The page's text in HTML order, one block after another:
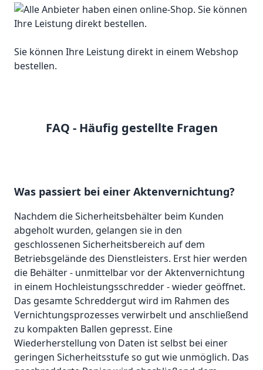
Sie können Ihre Leistung direkt in einem Webshop
bestellen.
FAQ - Häufig gestellte Fragen
Was passiert bei einer Aktenvernichtung?
Nachdem die Sicherheitsbehälter beim Kunden
abgeholt wurden, gelangen sie in den
geschlossenen Sicherheitsbereich auf dem
Betriebsgelände des Dienstleisters. Erst hier werden
die Behälter - unmittelbar vor der Aktenvernichtung
in einem Hochleistungsschredder - wieder geöffnet.
Das gesamte Schreddergut wird im Rahmen des
Vernichtungsprozesses verwirbelt und anschließend
zu kompakten Ballen gepresst. Eine
Wiederherstellung von Daten ist selbst bei einer
geringen Sicherheitsstufe so gut wie unmöglich. Das